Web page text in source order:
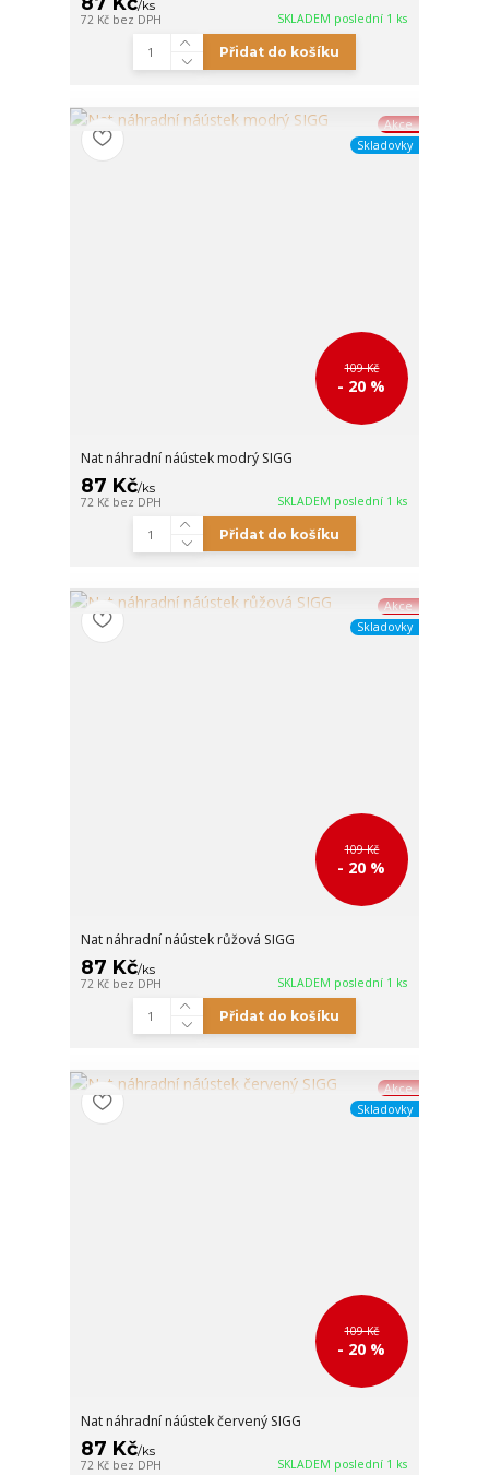
/ks
72 Kč bez DPH SKLADEM poslední 1 ks
Přidat do košíku
Akce
Skladovky
109 Kč
- 20 %
Nat náhradní náústek modrý SIGG
87 Kč/ks
72 Kč bez DPH SKLADEM poslední 1 ks
Přidat do košíku
Akce
Skladovky
109 Kč
- 20 %
Nat náhradní náústek růžová SIGG
87 Kč/ks
72 Kč bez DPH SKLADEM poslední 1 ks
Přidat do košíku
Akce
Skladovky
109 Kč
- 20 %
Nat náhradní náústek červený SIGG
87 Kč/ks
72 Kč bez DPH SKLADEM poslední 1 ks